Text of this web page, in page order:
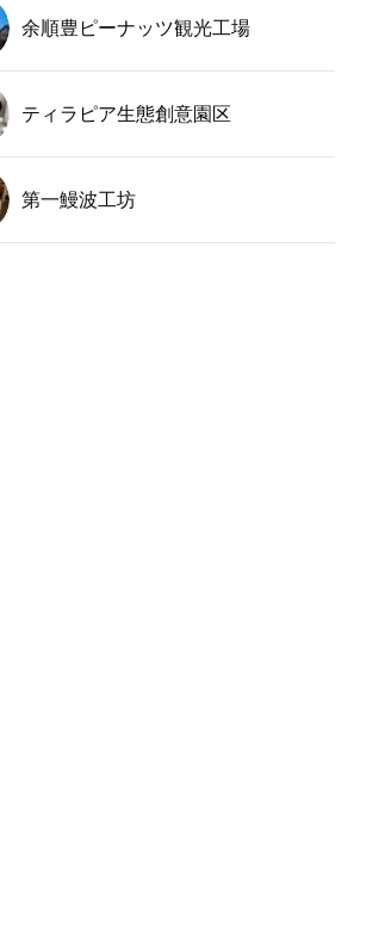
余順豊ピーナッツ観光工場
ティラピア生態創意園区
第一鰻波工坊